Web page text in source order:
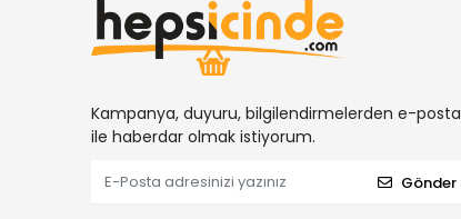
Kampanya, duyuru, bilgilendirmelerden e-posta
ile haberdar olmak istiyorum.
Gönder